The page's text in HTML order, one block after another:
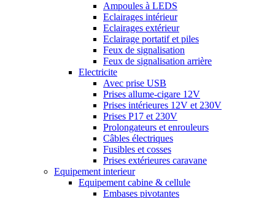
Ampoules à LEDS
Eclairages intérieur
Eclairages extérieur
Eclairage portatif et piles
Feux de signalisation
Feux de signalisation arrière
Electricite
Avec prise USB
Prises allume-cigare 12V
Prises intérieures 12V et 230V
Prises P17 et 230V
Prolongateurs et enrouleurs
Câbles électriques
Fusibles et cosses
Prises extérieures caravane
Equipement interieur
Equipement cabine & cellule
Embases pivotantes